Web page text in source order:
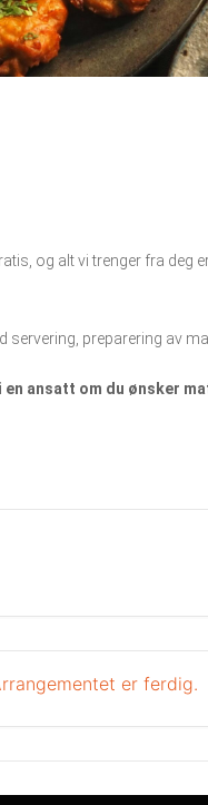
og alt vi trenger fra deg
preparering av
ansatt om du ønsker
er ferdig.